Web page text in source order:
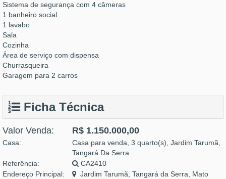
Sistema de segurança com 4 câmeras
1 banheiro social
1 lavabo
Sala
Cozinha
Área de serviço com dispensa
Churrasqueira
Garagem para 2 carros
Ficha Técnica
Valor Venda: R$ 1.150.000,00
Casa:
Casa para venda, 3 quarto(s), Jardim Tarumã,
Tangará Da Serra
Referência:
CA2410
Endereço Principal:
Jardim Tarumã, Tangará da Serra, Mato